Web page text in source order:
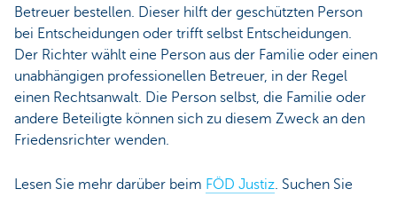
Betreuer bestellen. Dieser hilft der geschützten Person
bei Entscheidungen oder trifft selbst Entscheidungen.
Der Richter wählt eine Person aus der Familie oder einen
unabhängigen professionellen Betreuer, in der Regel
einen Rechtsanwalt. Die Person selbst, die Familie oder
andere Beteiligte können sich zu diesem Zweck an den
Friedensrichter wenden.
Lesen Sie mehr darüber beim FÖD Justiz. Suchen Sie